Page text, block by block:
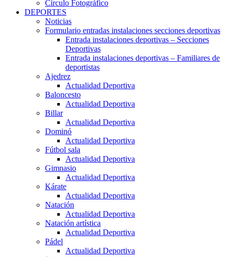
Círculo Fotográfico
DEPORTES
Noticias
Formulario entradas instalaciones secciones deportivas
Entrada instalaciones deportivas – Secciones
Deportivas
Entrada instalaciones deportivas – Familiares de
deportistas
Ajedrez
Actualidad Deportiva
Baloncesto
Actualidad Deportiva
Billar
Actualidad Deportiva
Dominó
Actualidad Deportiva
Fútbol sala
Actualidad Deportiva
Gimnasio
Actualidad Deportiva
Kárate
Actualidad Deportiva
Natación
Actualidad Deportiva
Natación artística
Actualidad Deportiva
Pádel
Actualidad Deportiva